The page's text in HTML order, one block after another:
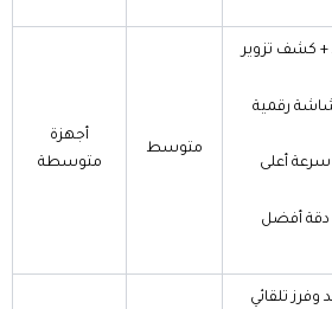
أجهزة
متوسطة
متوسط
+ كشف تزوير
رقمية
سرعة أعلى
دقة أفضل
وفرز تلقائي